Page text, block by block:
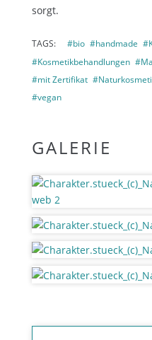
sorgt.
TAGS: #bio #handmade
#Kosmetikbehandlungen
#mit Zertifikat
#vegan
GALERIE